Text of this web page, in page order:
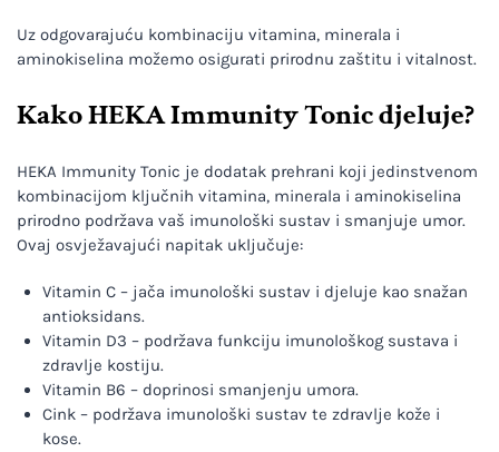
Uz odgovarajuću kombinaciju vitamina, minerala i
aminokiselina možemo osigurati prirodnu zaštitu i vitalnost.
Kako HEKA Immunity Tonic djeluje?
HEKA Immunity Tonic je dodatak prehrani koji jedinstvenom
kombinacijom ključnih vitamina, minerala i aminokiselina
prirodno podržava vaš imunološki sustav i smanjuje umor.
Ovaj osvježavajući napitak uključuje:
Vitamin C – jača imunološki sustav i djeluje kao snažan
antioksidans.
Vitamin D3 – podržava funkciju imunološkog sustava i
zdravlje kostiju.
Vitamin B6 – doprinosi smanjenju umora.
Cink – podržava imunološki sustav te zdravlje kože i
kose.